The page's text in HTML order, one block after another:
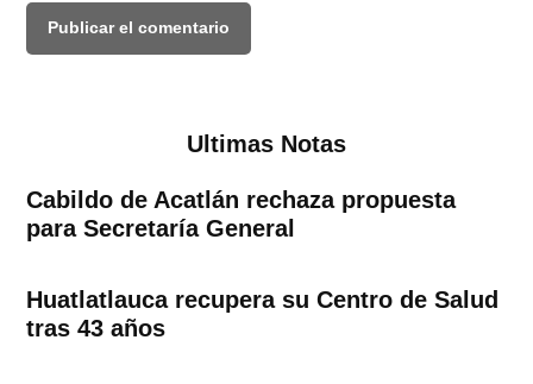
Ultimas Notas
Cabildo de Acatlán rechaza propuesta
para Secretaría General
Huatlatlauca recupera su Centro de Salud
tras 43 años